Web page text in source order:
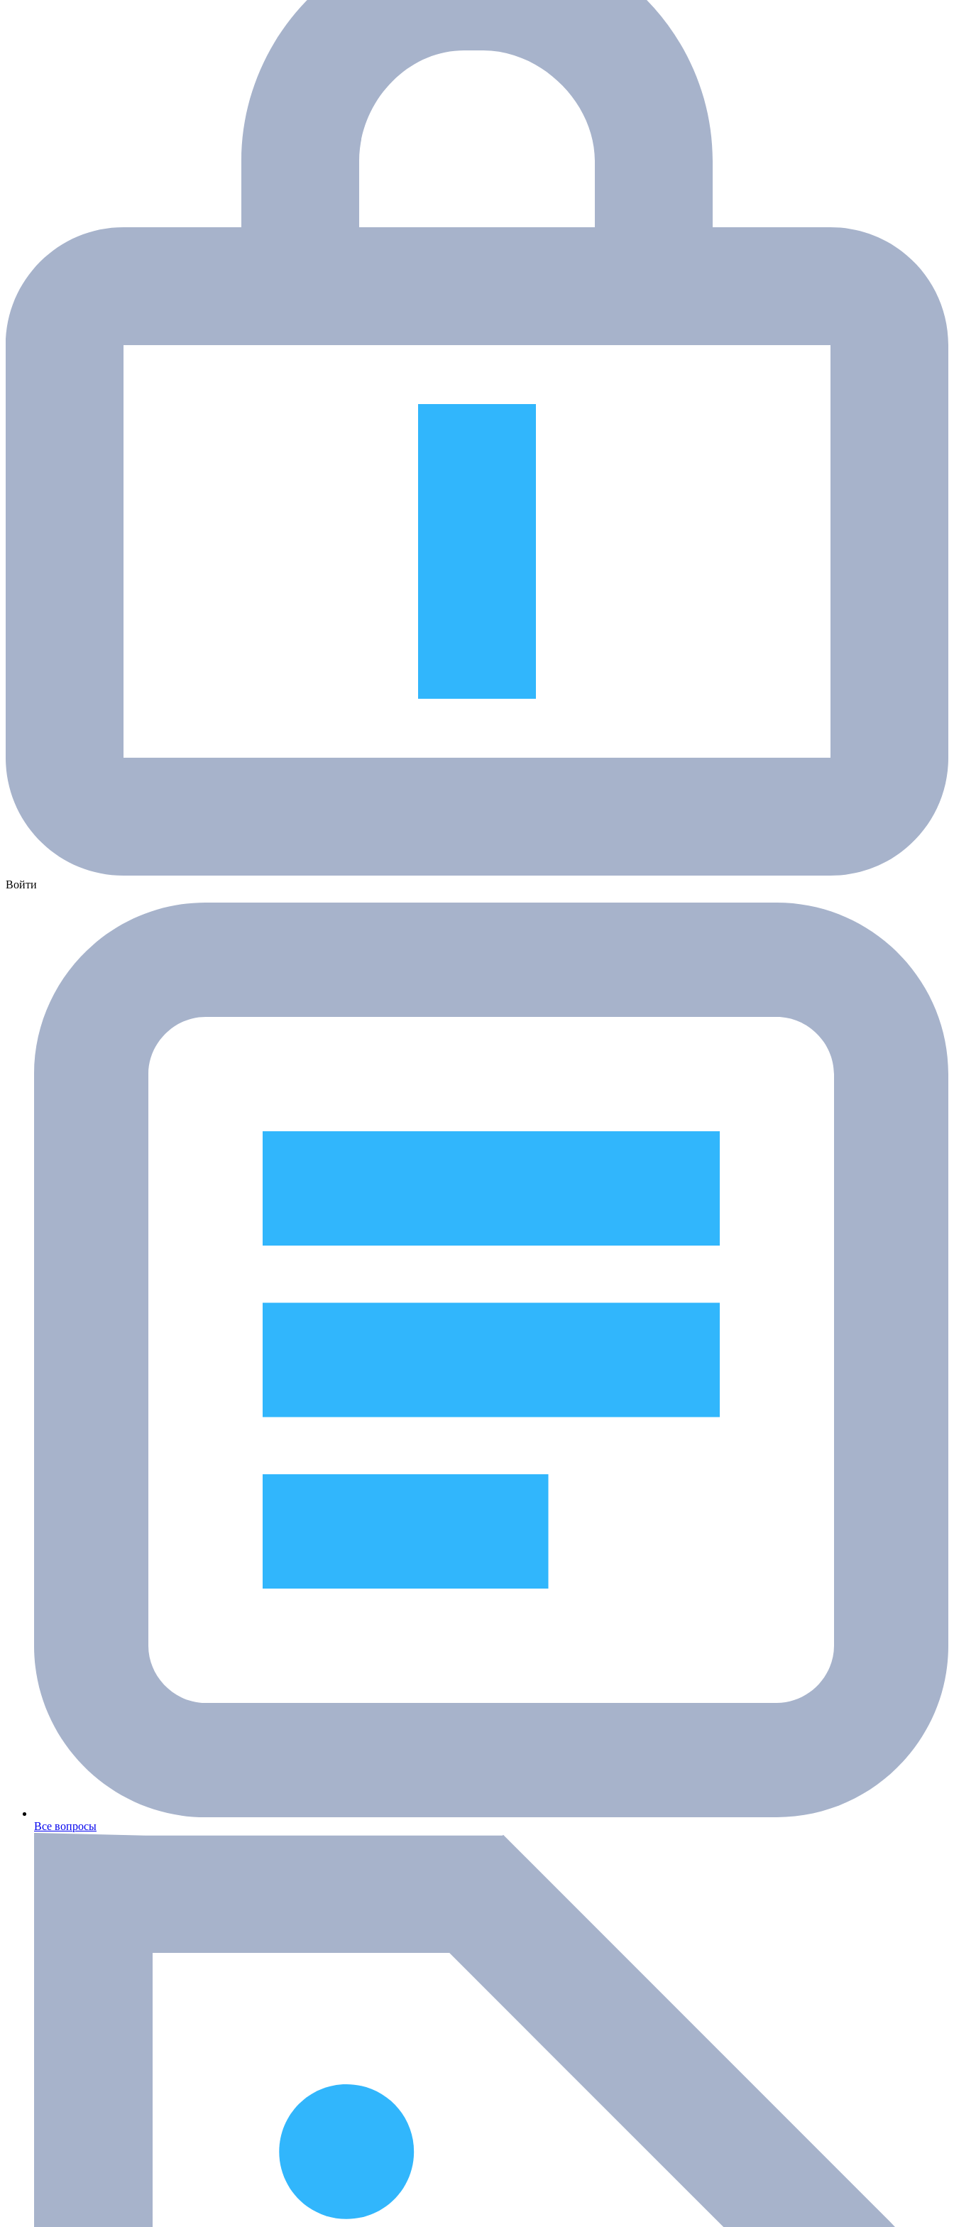
Войти
Все вопросы